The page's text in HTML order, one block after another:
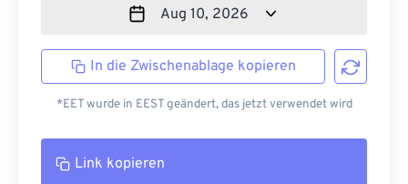
In die Zwischenablage kopieren
*EET wurde in EEST geändert, das jetzt verwendet wird
Link kopieren